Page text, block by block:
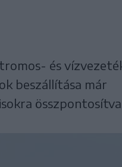
és
beszállítása már